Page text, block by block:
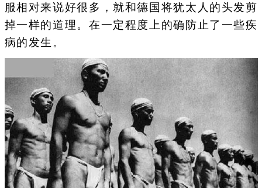
服相对来说好很多，就和德国将犹太人的头发剪
掉一样的道理。在一定程度上的确防止了一些疾
病的发生。